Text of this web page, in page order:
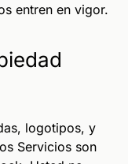
entren en vigor.
logotipos, y
Servicios son